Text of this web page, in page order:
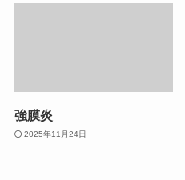
強膜炎
2025年11月24日